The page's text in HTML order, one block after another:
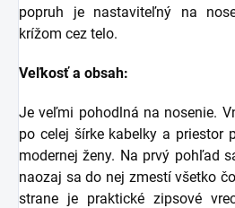
popruh je nastaviteľný na
krížom cez telo.
Veľkosť a obsah:
Je veľmi pohodlná na nosenie.
po celej šírke kabelky a priestor
modernej ženy. Na prvý pohľad
naozaj sa do nej zmestí všetko
strane je praktické zipsové